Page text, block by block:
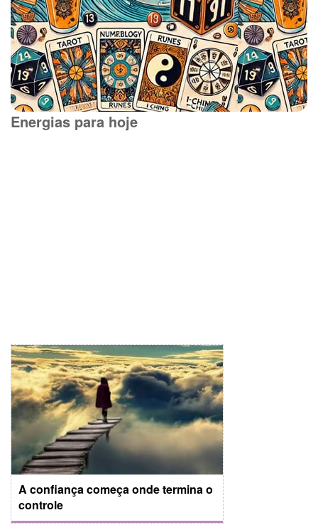
Energias para hoje
A confiança começa onde termina o
controle